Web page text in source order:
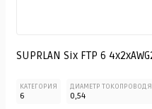
SUPRLAN Six FTP 6
КАТЕГОРИЯ
6
ДИАМЕТР
0,54